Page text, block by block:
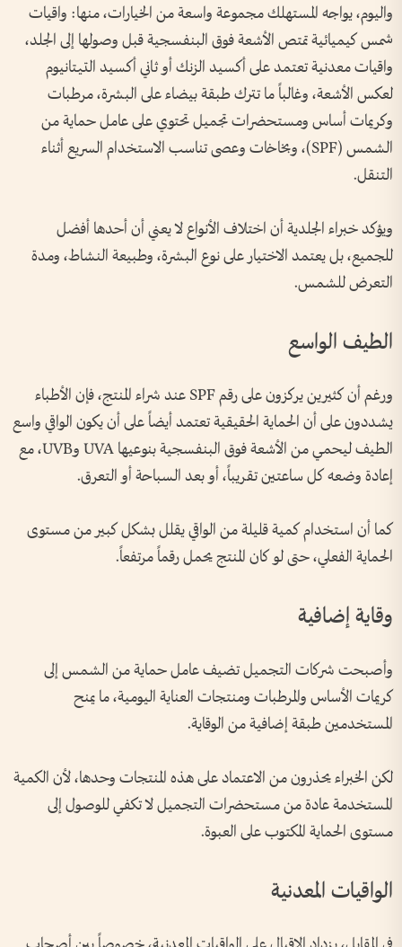
واليوم، يواجه المستهلك مجموعة واسعة من الخيارات، منها: واقيات
شمس كيميائية تمتص الأشعة فوق البنفسجية قبل وصولها إلى الجلد،
واقيات معدنية تعتمد على أكسيد الزنك أو ثاني أكسيد التيتانيوم
لعكس الأشعة، وغالباً ما تترك طبقة بيضاء على البشرة، مرطبات
وكريمات أساس ومستحضرات تجميل تحتوي على عامل حماية من
الشمس (SPF)، وبخاخات وعصى تناسب الاستخدام السريع أثناء
التنقل.
ويؤكد خبراء الجلدية أن اختلاف الأنواع لا يعني أن أحدها أفضل
للجميع، بل يعتمد الاختيار على نوع البشرة، وطبيعة النشاط، ومدة
التعرض للشمس.
الطيف الواسع
ورغم أن كثيرين يركزون على رقم SPF عند شراء المنتج، فإن الأطباء
يشددون على أن الحماية الحقيقية تعتمد أيضاً على أن يكون الواقي واسع
الطيف ليحمي من الأشعة فوق البنفسجية بنوعيها UVA وUVB، مع
إعادة وضعه كل ساعتين تقريباً، أو بعد السباحة أو التعرق.
كما أن استخدام كمية قليلة من الواقي يقلل بشكل كبير من مستوى
الحماية الفعلي، حتى لو كان المنتج يحمل رقماً مرتفعاً.
وقاية إضافية
وأصبحت شركات التجميل تضيف عامل حماية من الشمس إلى
كريمات الأساس والمرطبات ومنتجات العناية اليومية، ما يمنح
المستخدمين طبقة إضافية من الوقاية.
لكن الخبراء يحذرون من الاعتماد على هذه المنتجات وحدها، لأن الكمية
المستخدمة عادة من مستحضرات التجميل لا تكفي للوصول إلى
مستوى الحماية المكتوب على العبوة.
الواقيات المعدنية